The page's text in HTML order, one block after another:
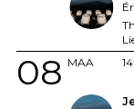
MAA
08